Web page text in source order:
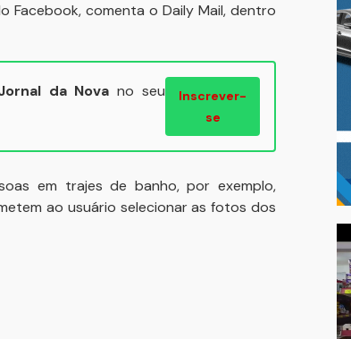
Facebook, comenta o Daily Mail, dentro
da Nova no seu
Inscrever-
se
em trajes de banho, por exemplo,
ao usuário selecionar as fotos dos